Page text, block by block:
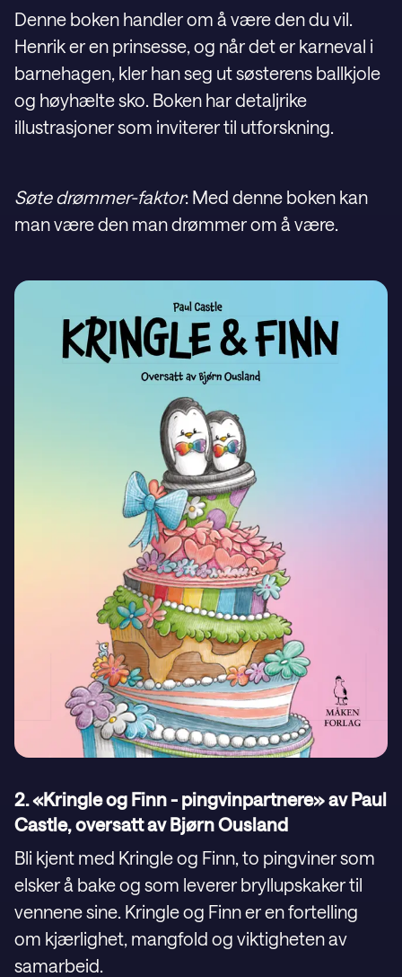
Denne boken handler om å være den du vil.
Henrik er en prinsesse, og når det er karneval i
barnehagen, kler han seg ut søsterens ballkjole
og høyhælte sko. Boken har detaljrike
illustrasjoner som inviterer til utforskning.
Søte drømmer-faktor: Med denne boken kan
man være den man drømmer om å være.
2. «Kringle og Finn - pingvinpartnere» av Paul
Castle, oversatt av Bjørn Ousland
Bli kjent med Kringle og Finn, to pingviner som
elsker å bake og som leverer bryllupskaker til
vennene sine. Kringle og Finn er en fortelling
om kjærlighet, mangfold og viktigheten av
samarbeid.